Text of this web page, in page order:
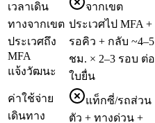
เวลาเดิน
ทางจากเขต
ประเวศถึง
MFA
แจ้งวัฒนะ
จากเขต
ประเวศไป MFA +
รอคิว + กลับ ~4–5
ชม. × 2–3 รอบ ต่อ
ใบยื่น
ค่าใช้จ่าย
เดินทาง
แท็กซี่/รถส่วน
ตัว + ทางด่วน +